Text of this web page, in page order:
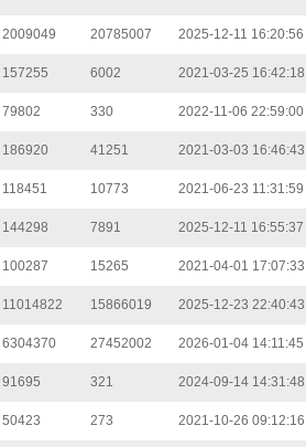
2009049 20785007 2025-12-11 16:20:56
157255 6002 2021-03-25 16:42:18
79802 330 2022-11-06 22:59:00
186920 41251 2021-03-03 16:46:43
118451 10773 2021-06-23 11:31:59
144298 7891 2025-12-11 16:55:37
100287 15265 2021-04-01 17:07:33
11014822 15866019 2025-12-23 22:40:43
6304370 27452002 2026-01-04 14:11:45
91695 321 2024-09-14 14:31:48
50423 273 2021-10-26 09:12:16